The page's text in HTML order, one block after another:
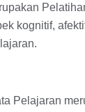
kognitif,
Pelajaran